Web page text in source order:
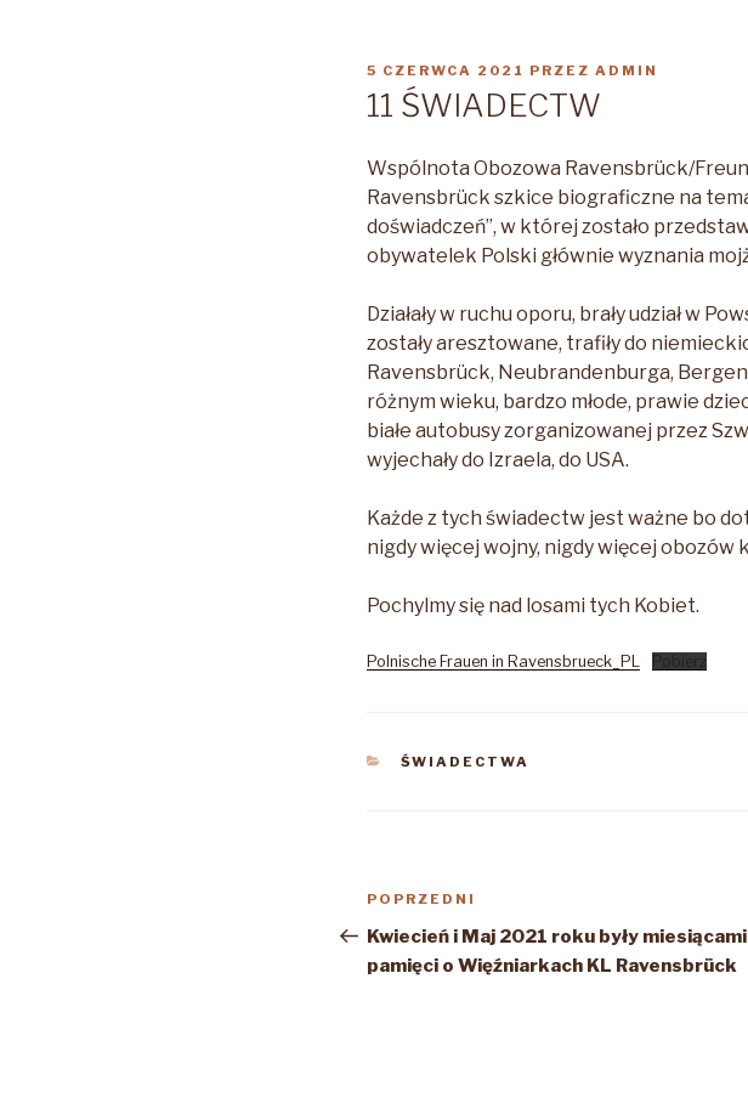
OPUBLIKOWANE
5 CZERWCA 2021 PRZEZ ADMIN
11 ŚWIADECTW
Wspólnota Obozowa Ravensbrück/
Ravensbrück szkice biograficzne na
doświadczeń”, w której zostało
obywatelek Polski głównie wyznania
Działały w ruchu oporu, brały udział w
zostały aresztowane, trafiły do
Ravensbrück, Neubrandenburga,
różnym wieku, bardzo młode, prawie
białe autobusy zorganizowanej przez
wyjechały do Izraela, do USA.
Każde z tych świadectw jest ważne bo
nigdy więcej wojny, nigdy więcej obozów
Pochylmy się nad losami tych Kobiet.
Polnische Frauen in Ravensbrueck_PL Pobierz
KATEGORIE
ŚWIADECTWA
Nawigacja
wpisu
Poprzedni
wpis
POPRZEDNI
Kwiecień i Maj 2021 roku były miesiącami
pamięci o Więźniarkach KL Ravensbrück